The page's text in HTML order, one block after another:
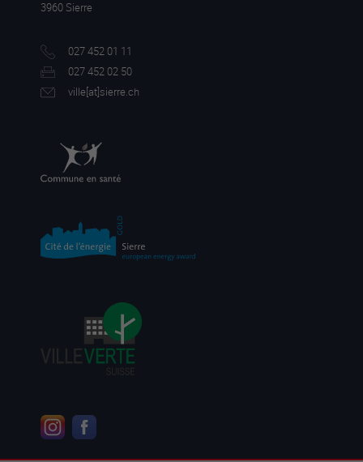
3960 Sierre
027 452 01 11
027 452 02 50
ville[at]sierre.ch